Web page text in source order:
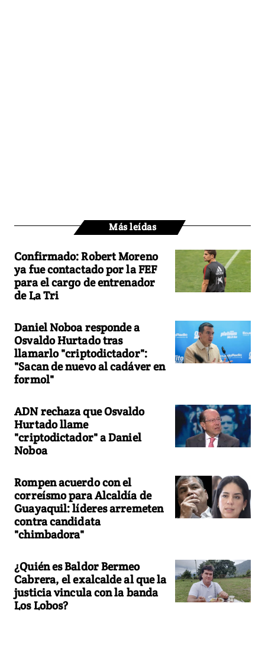
Más leídas
Confirmado: Robert Moreno
ya fue contactado por la FEF
para el cargo de entrenador
de La Tri
Daniel Noboa responde a
Osvaldo Hurtado tras
llamarlo "criptodictador":
"Sacan de nuevo al cadáver en
formol"
ADN rechaza que Osvaldo
Hurtado llame
"criptodictador" a Daniel
Noboa
Rompen acuerdo con el
correísmo para Alcaldía de
Guayaquil: líderes arremeten
contra candidata
"chimbadora"
¿Quién es Baldor Bermeo
Cabrera, el exalcalde al que la
justicia vincula con la banda
Los Lobos?